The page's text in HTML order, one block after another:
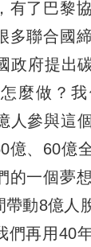
有了巴黎
多聯合國
政府提出
麼做？
人參與這
億、60億
的一個夢
動8億人
們再用40